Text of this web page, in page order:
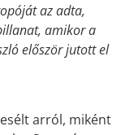
az adta,
amikor a
először jutott el
arról, miként